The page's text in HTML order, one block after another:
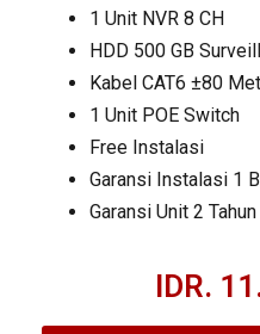
1 Unit NVR 8 CH
HDD 500 GB
Kabel CAT6 ±80
1 Unit POE Switch
Free Instalasi
Garansi Instalasi 1
Garansi Unit 2 Tahun
IDR.